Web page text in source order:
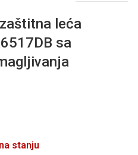
leća
sa
stanju